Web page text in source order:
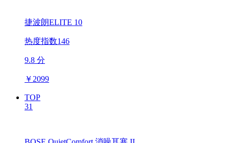
捷波朗ELITE 10
热度指数146
9.8 分
￥ 2099
TOP
31